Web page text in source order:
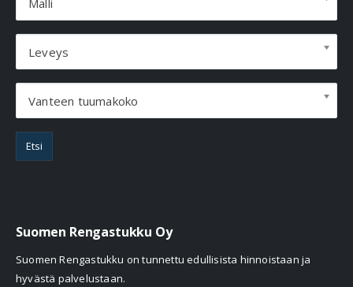
Leveys
Vanteen tuumakoko
Etsi
Suomen Rengastukku Oy
Suomen Rengastukku on tunnettu edullisista hinnoistaan ja
hyvästä palvelustaan.